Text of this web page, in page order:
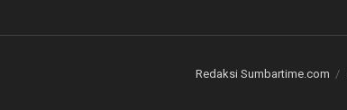
Redaksi Sumbartime.com